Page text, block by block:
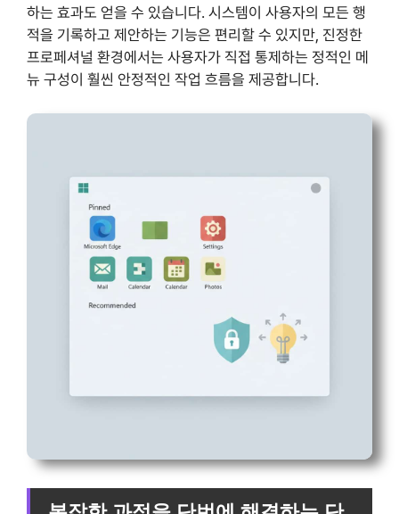
하는 효과도 얻을 수 있습니다. 시스템이 사용자의 모든 행
적을 기록하고 제안하는 기능은 편리할 수 있지만, 진정한
프로페셔널 환경에서는 사용자가 직접 통제하는 정적인 메
뉴 구성이 훨씬 안정적인 작업 흐름을 제공합니다.